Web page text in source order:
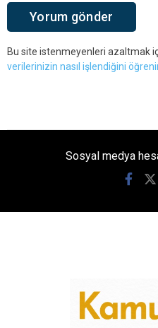
Bu site istenmeyenleri azaltmak
verilerinizin nasıl işlendiğini
Sosyal medya